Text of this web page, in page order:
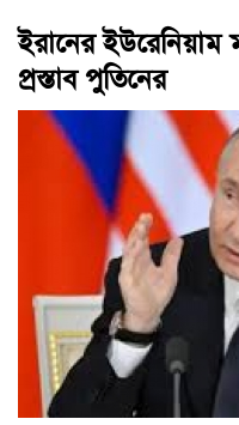
ইরানের
প্রস্তাব পুতিনের